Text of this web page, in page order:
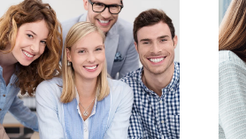
5 nuevos grados |
Colegio Mayor
Mendel